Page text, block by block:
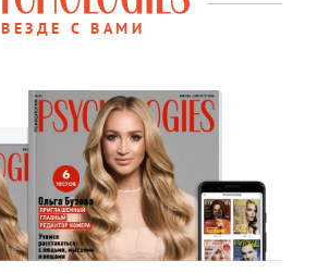
ВЕЗДЕ С ВАМИ